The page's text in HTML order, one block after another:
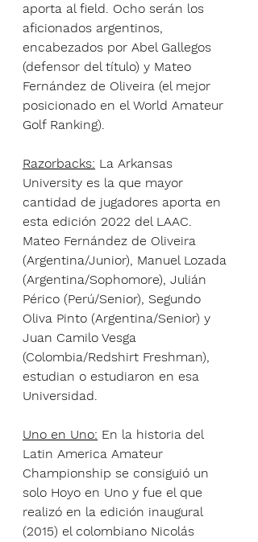
aporta al field. Ocho serán los
aficionados argentinos,
encabezados por Abel Gallegos
(defensor del título) y Mateo
Fernández de Oliveira (el mejor
posicionado en el World Amateur
Golf Ranking).
Razorbacks: La Arkansas
University es la que mayor
cantidad de jugadores aporta en
esta edición 2022 del LAAC.
Mateo Fernández de Oliveira
(Argentina/Junior), Manuel Lozada
(Argentina/Sophomore), Julián
Périco (Perú/Senior), Segundo
Oliva Pinto (Argentina/Senior) y
Juan Camilo Vesga
(Colombia/Redshirt Freshman),
estudian o estudiaron en esa
Universidad.
Uno en Uno: En la historia del
Latin America Amateur
Championship se consiguió un
solo Hoyo en Uno y fue el que
realizó en la edición inaugural
(2015) el colombiano Nicolás